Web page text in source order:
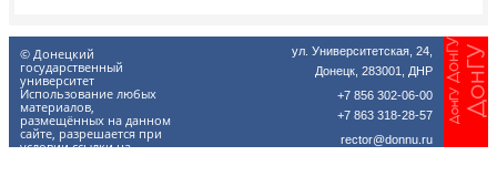
ул. Университетская, 24,
Донецк, 283001, ДНР
+7 856 302-06-00
+7 863 318-28-57
rector@donnu.ru
© Донецкий
государственный
университет
Использование любых
материалов,
размещённых на данном
сайте, разрешается при
условии ссылки на